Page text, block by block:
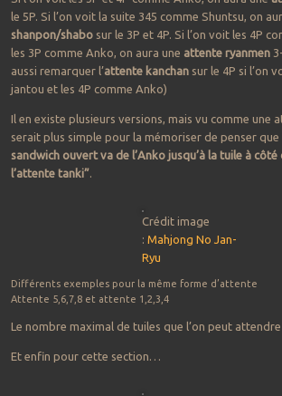
le 5P. Si l’on voit la suite 345 comme Shuntsu, on
shanpon/shabosur le 3P et 4P. Si l’on voit les 4P
les 3P comme Anko, on aura une attente ryanmen
aussi remarquer l’attente kanchansur le 4P si l’on
jantou et les 4P comme Anko)
Il en existe plusieurs versions, mais vu comme une
serait plus simple pour la mémoriser de penser que
sandwich ouvert va de l’Anko jusqu’à la tuile à côté
l’attente tanki”.
Crédit image
:MahjongNo Jan-
Ryu
Différents exemples pour la même forme d’attente
Attente 5,6,7,8 et attente 1,2,3,4
Le nombre maximal de tuiles que l’on peut attendre
Et enfin pour cette section…